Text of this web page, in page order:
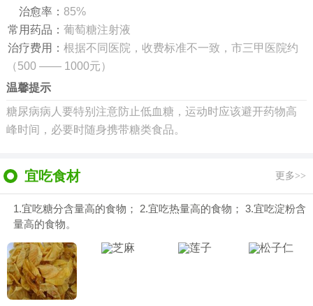
治愈率： 85%
常用药品： 葡萄糖注射液
治疗费用： 根据不同医院，收费标准不一致，市三甲医院约
（500 —— 1000元）
温馨提示
糖尿病病人要特别注意防止低血糖，运动时应该避开药物高
峰时间，必要时随身携带糖类食品。
宜吃食材 更多>>
1.宜吃糖分含量高的食物； 2.宜吃热量高的食物； 3.宜吃淀粉含
量高的食物。